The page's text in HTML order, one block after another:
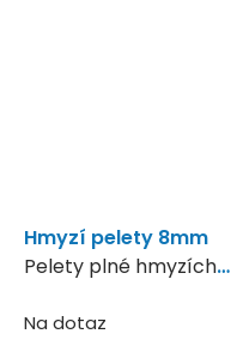
Hmyzí pelety 8mm
Pelety plné hmyzích
Na dotaz